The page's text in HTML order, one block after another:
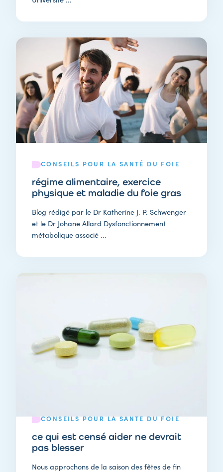
CONSEILS POUR LA SANTÉ DU FOIE
régime alimentaire, exercice
physique et maladie du foie gras
Blog rédigé par le Dr Katherine J. P. Schwenger
et le Dr Johane Allard Dysfonctionnement
métabolique associé ...
CONSEILS POUR LA SANTÉ DU FOIE
ce qui est censé aider ne devrait
pas blesser
Nous approchons de la saison des fêtes de fin